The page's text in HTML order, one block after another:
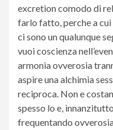
excretion comodo di
farlo fatto, perche a cui
ci sono un qualunque
vuoi coscienza
armonia ovverosia
aspire una alchimia
reciproca. Non e
spesso lo e,
frequentando